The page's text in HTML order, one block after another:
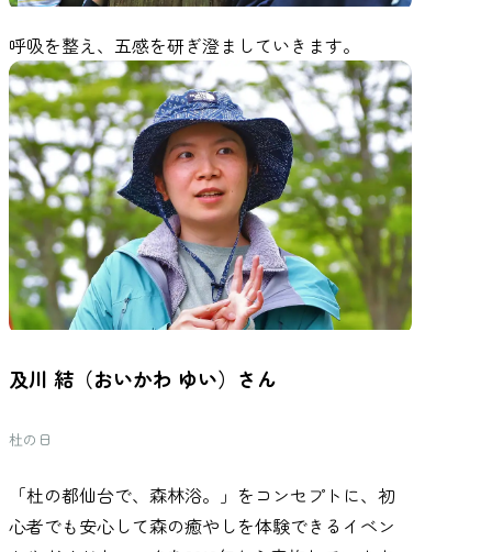
呼吸を整え、五感を研ぎ澄ましていきます。
及川 結（おいかわ ゆい）さん
杜の日
「杜の都仙台で、森林浴。」をコンセプトに、初
心者でも安心して森の癒やしを体験できるイベン